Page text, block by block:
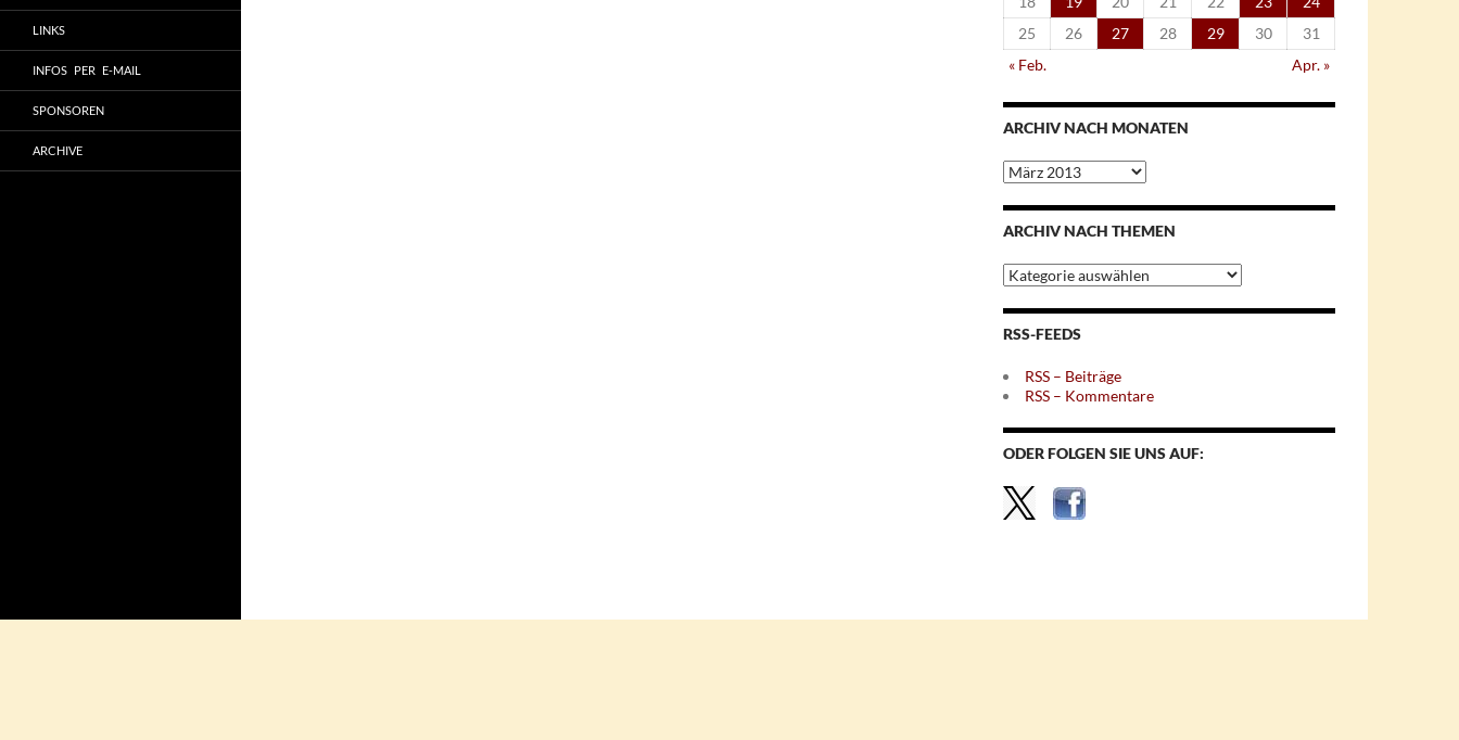
25
26 27 28 29 30
31
« Feb.
Apr. »
ARCHIV NACH MONATEN
Archiv
nach
Monaten
ARCHIV NACH THEMEN
Archiv
nach
Themen
RSS-FEEDS
RSS – Beiträge
RSS – Kommentare
ODER FOLGEN SIE UNS AUF:
LINKS
INFOS PER E-MAIL
SPONSOREN
ARCHIVE